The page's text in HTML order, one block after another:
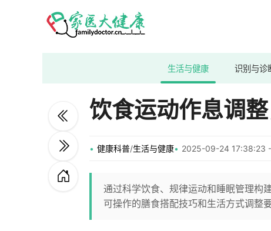
生活与健康 识别与诊
饮食运动作息调
健康科普/生活与健康 2025-09-24 17:38:23
通过科学饮食、规律运动和睡眠管理构
可操作的膳食搭配技巧和生活方式调整